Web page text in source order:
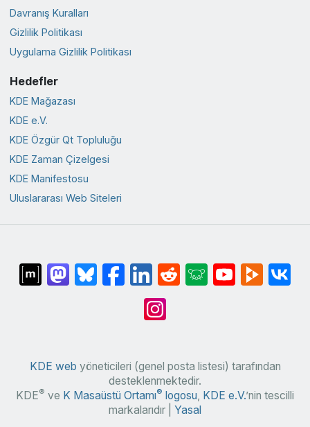
Davranış Kuralları
Gizlilik Politikası
Uygulama Gizlilik Politikası
Hedefler
KDE Mağazası
KDE e.V.
KDE Özgür Qt Topluluğu
KDE Zaman Çizelgesi
KDE Manifestosu
Uluslararası Web Siteleri
KDE web yöneticileri (genel posta listesi) tarafından
desteklenmektedir.
KDE® ve K Masaüstü Ortamı® logosu, KDE e.V.’nin tescilli
markalarıdır | Yasal